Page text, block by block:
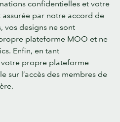
confidentielles et votre
par notre accord de
vos designs ne sont
plateforme MOO et ne
Enfin, en tant
votre propre plateforme
sur l’accès des membres de